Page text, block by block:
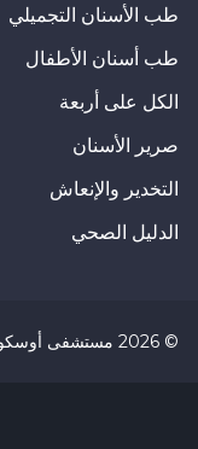
طب الأسنان التجميلي
طب أسنان الأطفال
الكل على أربعة
صرير الأسنان
التخدير والإنعاش
الدليل الصحي
©
2026 مستشفى